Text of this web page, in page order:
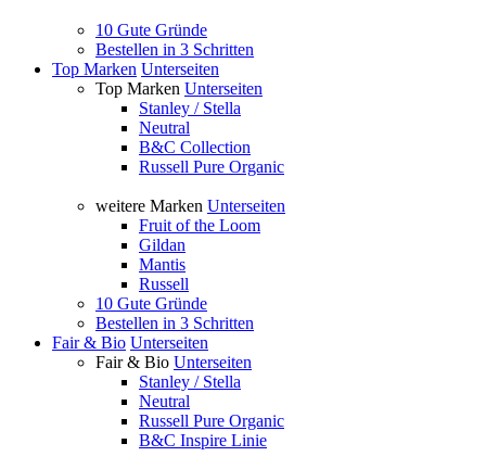
10 Gute Gründe
Bestellen in 3 Schritten
Top Marken Unterseiten
Top Marken Unterseiten
Stanley / Stella
Neutral
B&C Collection
Russell Pure Organic
weitere Marken Unterseiten
Fruit of the Loom
Gildan
Mantis
Russell
10 Gute Gründe
Bestellen in 3 Schritten
Fair & Bio Unterseiten
Fair & Bio Unterseiten
Stanley / Stella
Neutral
Russell Pure Organic
B&C Inspire Linie